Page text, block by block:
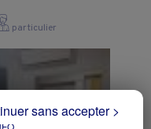
particulier
sans accepter >